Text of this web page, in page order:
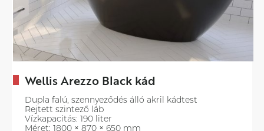
Wellis Arezzo Black kád
Dupla falú, szennyeződés álló akril kádtest
Rejtett szintező láb
Vízkapacitás: 190 liter
Méret: 1800 × 870 × 650 mm